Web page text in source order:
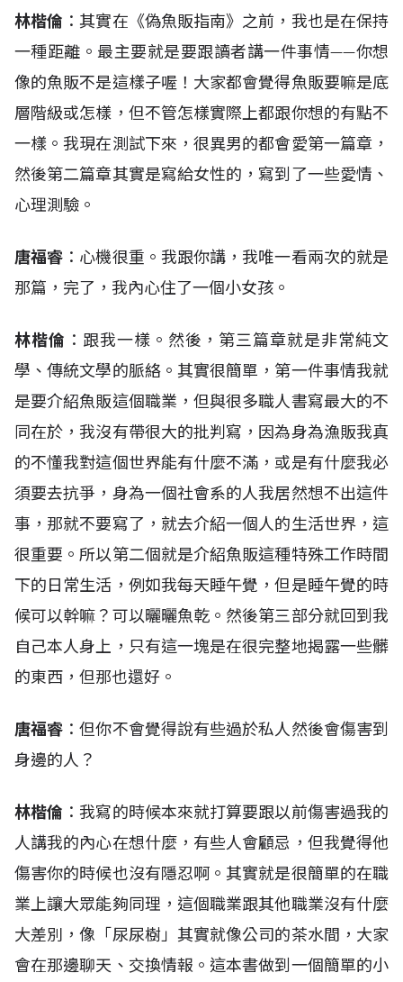
林楷倫 ：其實在《偽魚販指南》之前，我也是在保持
一種距離。最主要就是要跟讀者講一件事情——你想
像的魚販不是這樣子喔！大家都會覺得魚販要嘛是底
層階級或怎樣，但不管怎樣實際上都跟你想的有點不
一樣。我現在測試下來，很異男的都會愛第一篇章，
然後第二篇章其實是寫給女性的，寫到了一些愛情、
心理測驗。
唐福睿 ：心機很重。我跟你講，我唯一看兩次的就是
那篇，完了，我內心住了一個小女孩。
林楷倫 ：跟我一樣。然後，第三篇章就是非常純文
學、傳統文學的脈絡。其實很簡單，第一件事情我就
是要介紹魚販這個職業，但與很多職人書寫最大的不
同在於，我沒有帶很大的批判寫，因為身為漁販我真
的不懂我對這個世界能有什麼不滿，或是有什麼我必
須要去抗爭，身為一個社會系的人我居然想不出這件
事，那就不要寫了，就去介紹一個人的生活世界，這
很重要。所以第二個就是介紹魚販這種特殊工作時間
下的日常生活，例如我每天睡午覺，但是睡午覺的時
候可以幹嘛？可以曬曬魚乾。然後第三部分就回到我
自己本人身上，只有這一塊是在很完整地揭露一些髒
的東西，但那也還好。
唐福睿 ：但你不會覺得說有些過於私人然後會傷害到
身邊的人？
林楷倫 ：我寫的時候本來就打算要跟以前傷害過我的
人講我的內心在想什麼，有些人會顧忌，但我覺得他
傷害你的時候也沒有隱忍啊。其實就是很簡單的在職
業上讓大眾能夠同理，這個職業跟其他職業沒有什麼
大差別，像「尿尿樹」其實就像公司的茶水間，大家
會在那邊聊天、交換情報。這本書做到一個簡單的小